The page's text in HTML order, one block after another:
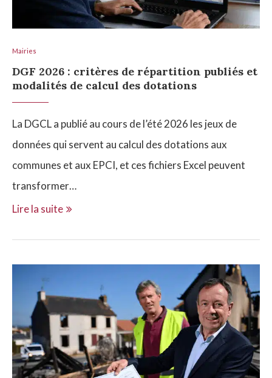
Mairies
DGF 2026 : critères de répartition publiés et
modalités de calcul des dotations
La DGCL a publié au cours de l’été 2026 les jeux de
données qui servent au calcul des dotations aux
communes et aux EPCI, et ces fichiers Excel peuvent
transformer…
Lire la suite